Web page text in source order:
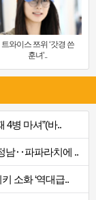
트와이스 쯔위 ‘갓경 쓴
훈녀’..
4병 마셔”(바..
남‥파파라치에 ..
소화 ‘역대급..